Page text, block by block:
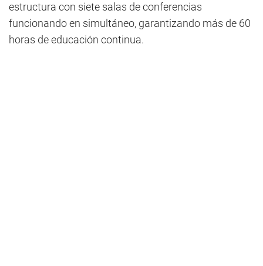
estructura con siete salas de conferencias
funcionando en simultáneo, garantizando más de 60
horas de educación continua.